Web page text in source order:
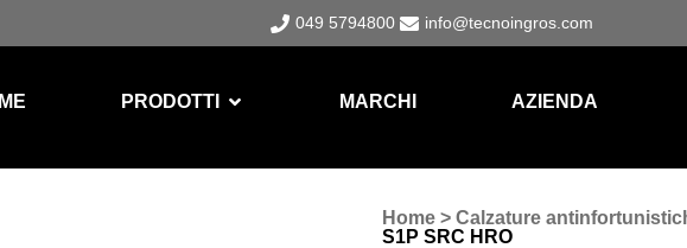
049 5794800 info@tecnoingros.com
PRODOTTI MARCHI AZIENDA
Home >Calzature
S1P SRC HRO